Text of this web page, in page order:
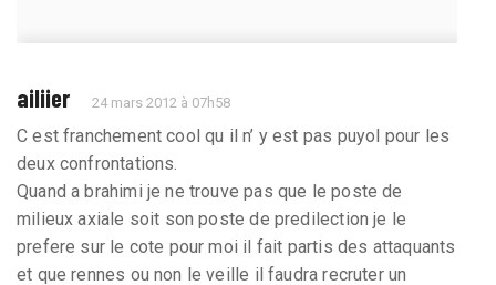
ailiier 24 mars 2012 à 07h58
C est franchement cool qu il n’ y est pas puyol pour les
deux confrontations.
Quand a brahimi je ne trouve pas que le poste de
milieux axiale soit son poste de predilection je le
prefere sur le cote pour moi il fait partis des attaquants
et que rennes ou non le veille il faudra recruter un